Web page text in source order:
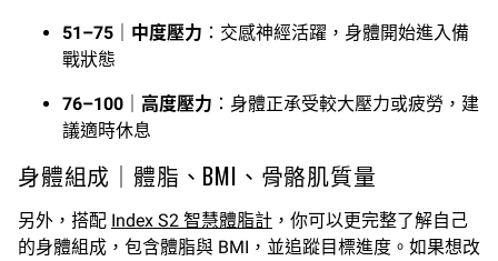
51–75｜中度壓力 ：交感神經活躍，身體開始進入備
戰狀態
76–100｜高度壓力 ：身體正承受較大壓力或疲勞，建
議適時休息
身體組成｜體脂、BMI、骨骼肌質量
另外，搭配 Index S2 智慧體脂計 ，你可以更完整了解自己
的身體組成，包含體脂與 BMI，並追蹤目標進度。如果想改